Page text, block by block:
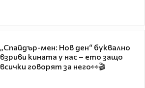
„Спайдър-мен: Нов ден“ буквално
взриви кината у нас – ето защо
всички говорят за него👀🎬